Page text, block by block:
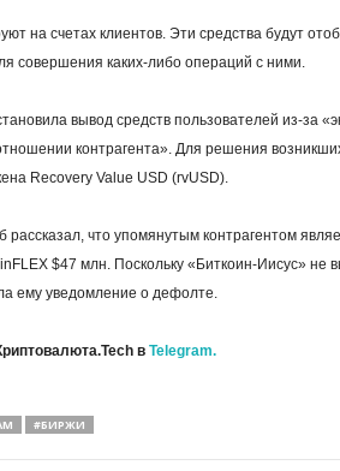
на счетах клиентов. Эти средства будут
совершения каких-либо операций с ними.
вывод средств пользователей из-за
контрагента». Для решения
Recovery Value USD (rvUSD).
что упомянутым контрагентом
$47 млн. Поскольку «Биткоин-Иисус» не
ему уведомление о дефолте.
в Telegram.
#БИРЖИ